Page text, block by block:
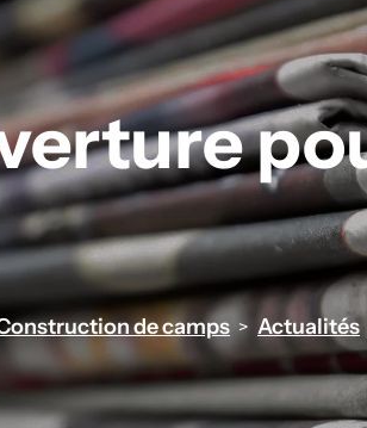
de camps > Actualités